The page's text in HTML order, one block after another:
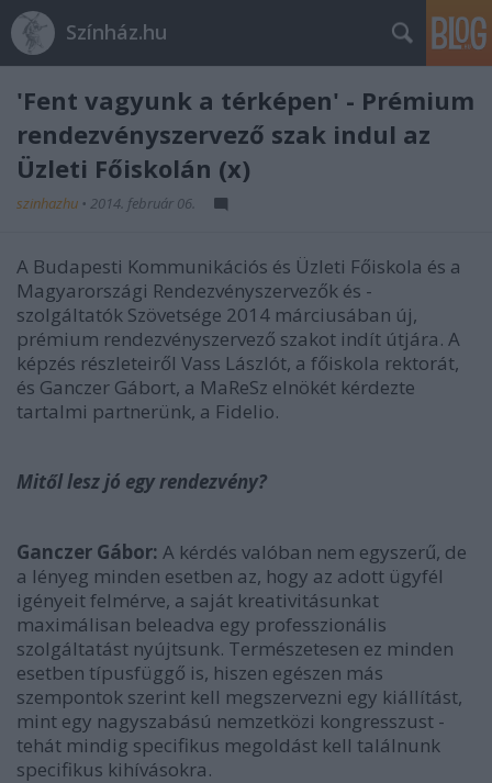
Színház.hu
'Fent vagyunk a térképen' - Prémium
rendezvényszervező szak indul az
Üzleti Főiskolán (x)
szinhazhu • 2014. február 06.
A Budapesti Kommunikációs és Üzleti Főiskola és a
Magyarországi Rendezvényszervezők és -
szolgáltatók Szövetsége 2014 márciusában új,
prémium rendezvényszervező szakot indít útjára. A
képzés részleteiről Vass Lászlót, a főiskola rektorát,
és Ganczer Gábort, a MaReSz elnökét kérdezte
tartalmi partnerünk, a Fidelio.
Mitől lesz jó egy rendezvény?
Ganczer Gábor: A kérdés valóban nem egyszerű, de
a lényeg minden esetben az, hogy az adott ügyfél
igényeit felmérve, a saját kreativitásunkat
maximálisan beleadva egy professzionális
szolgáltatást nyújtsunk. Természetesen ez minden
esetben típusfüggő is, hiszen egészen más
szempontok szerint kell megszervezni egy kiállítást,
mint egy nagyszabású nemzetközi kongresszust -
tehát mindig specifikus megoldást kell találnunk
specifikus kihívásokra.